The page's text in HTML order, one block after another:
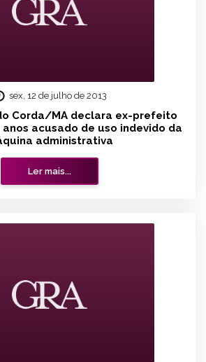
sex, 12 de julho de 2013
Corda/MA declara ex-prefeito
acusado de uso indevido da
administrativa
Ler mais...